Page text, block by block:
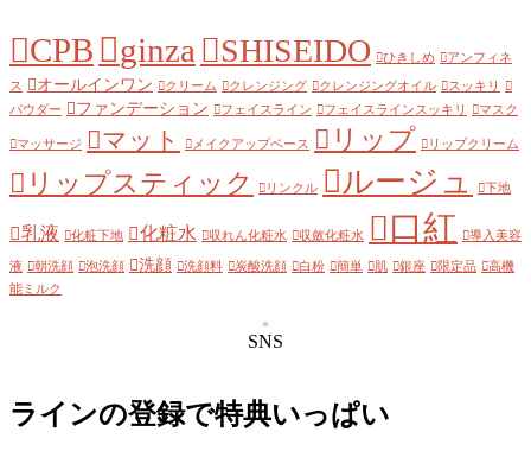
CPB ginza SHISEIDO ひきしめ アンフィネ
ス オールインワン クリーム クレンジング クレンジングオイル
スッキリ
パウダー
ファンデーション フェイスライン フェイスラインスッキリ マスク
マッサージ マット メイクアップベース リップ リップクリーム
リップスティック リンクル ルージュ 下地
乳液 化粧下地 化粧水 収れん化粧水 収斂化粧水 口紅 導入美容
液 朝洗顔 泡洗顔 洗顔 洗顔料 炭酸洗顔 白粉 簡単 肌 銀座 限定品
高機
能ミルク
SNS
ラインの登録で特典いっぱい